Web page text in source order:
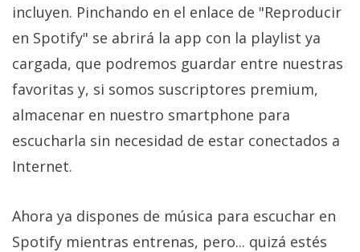
incluyen. Pinchando en el enlace de "Reproducir
en Spotify" se abrirá la app con la playlist ya
cargada, que podremos guardar entre nuestras
favoritas y, si somos suscriptores premium,
almacenar en nuestro smartphone para
escucharla sin necesidad de estar conectados a
Internet.
Ahora ya dispones de música para escuchar en
Spotify mientras entrenas, pero... quizá estés